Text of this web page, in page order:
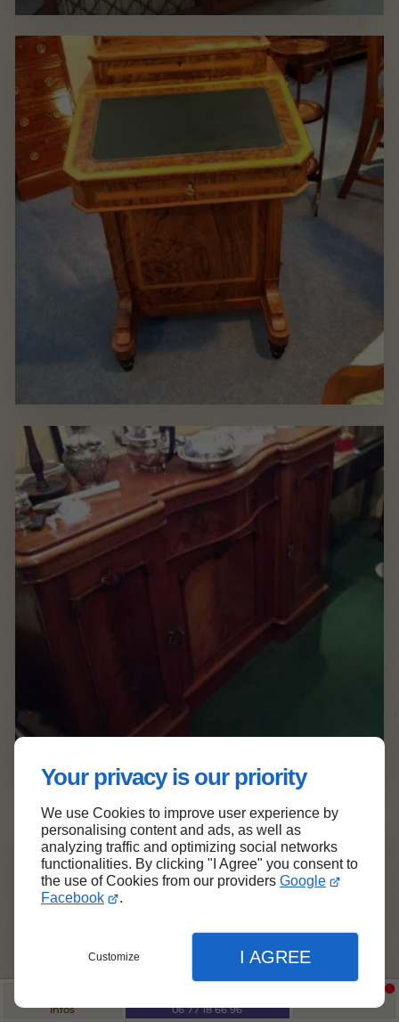
Your privacy is our priority
We use Cookies to improve user experience by
personalising content and ads, as well as
analyzing traffic and optimizing social networks
functionalities. By clicking "I Agree" you consent to
the use of Cookies from our providers Google
Facebook
.
Customize I AGREE
Infos 06 77 18 66 96